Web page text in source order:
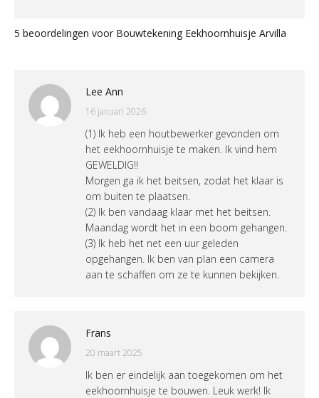
5 beoordelingen voor Bouwtekening Eekhoornhuisje Arvilla
Lee Ann
16 januari 2026
(1) Ik heb een houtbewerker gevonden om
het eekhoornhuisje te maken. Ik vind hem
GEWELDIG!!
Morgen ga ik het beitsen, zodat het klaar is
om buiten te plaatsen.
(2) Ik ben vandaag klaar met het beitsen.
Maandag wordt het in een boom gehangen.
(3) Ik heb het net een uur geleden
opgehangen. Ik ben van plan een camera
aan te schaffen om ze te kunnen bekijken.
Frans
20 maart 2025
Ik ben er eindelijk aan toegekomen om het
eekhoornhuisje te bouwen. Leuk werk! Ik